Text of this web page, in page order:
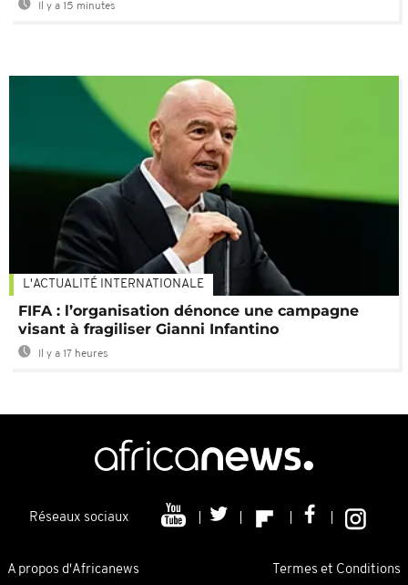
Il y a 15 minutes
L'ACTUALITÉ INTERNATIONALE
FIFA : l’organisation dénonce une campagne
visant à fragiliser Gianni Infantino
Il y a 17 heures
Réseaux sociaux
A propos d'Africanews Termes et Conditions